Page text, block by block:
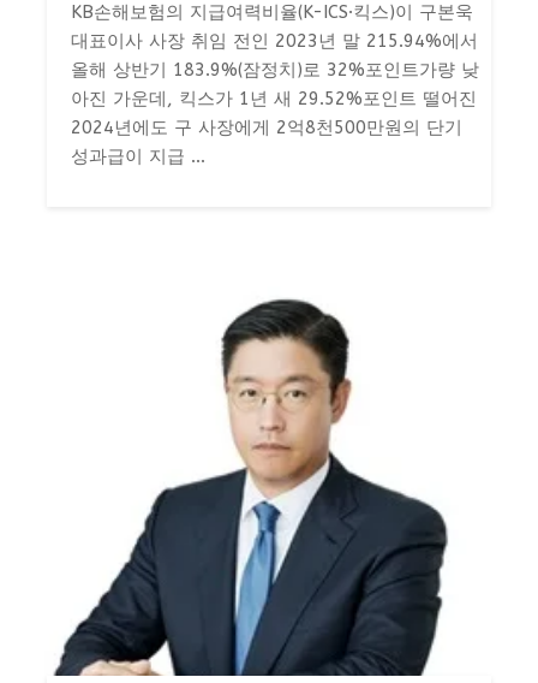
KB손해보험의 지급여력비율(K-ICS·킥스)이 구본욱
대표이사 사장 취임 전인 2023년 말 215.94%에서
올해 상반기 183.9%(잠정치)로 32%포인트가량 낮
아진 가운데, 킥스가 1년 새 29.52%포인트 떨어진
2024년에도 구 사장에게 2억8천500만원의 단기
성과급이 지급 ...